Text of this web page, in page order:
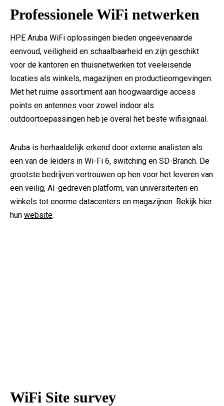
Professionele WiFi netwerken
HPE Aruba WiFi oplossingen bieden ongeëvenaarde
eenvoud, veiligheid en schaalbaarheid en zijn geschikt
voor de kantoren en thuisnetwerken tot veeleisende
locaties als winkels, magazijnen en productieomgevingen.
Met het ruime assortiment aan hoogwaardige access
points en antennes voor zowel indoor als
outdoortoepassingen heb je overal het beste wifisignaal.
Aruba is herhaaldelijk erkend door externe analisten als
een van de leiders in Wi-Fi 6, switching en SD-Branch. De
grootste bedrijven vertrouwen op hen voor het leveren van
een veilig, AI-gedreven platform, van universiteiten en
winkels tot enorme datacenters en magazijnen. Bekijk hier
hun website.
WiFi Site survey